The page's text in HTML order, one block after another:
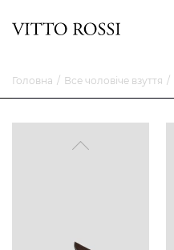
Головна Все чоловіче взуття